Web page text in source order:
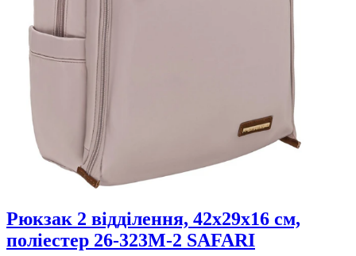
Рюкзак 2 відділення, 42x29x16 см,
поліестер 26-323M-2 SAFARI